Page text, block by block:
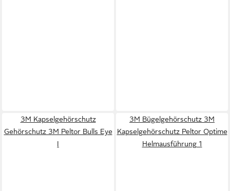
3M Kapselgehörschutz
Gehörschutz 3M Peltor Bulls Eye
I
3M Bügelgehörschutz 3M
Kapselgehörschutz Peltor Optime
Helmausführung 1